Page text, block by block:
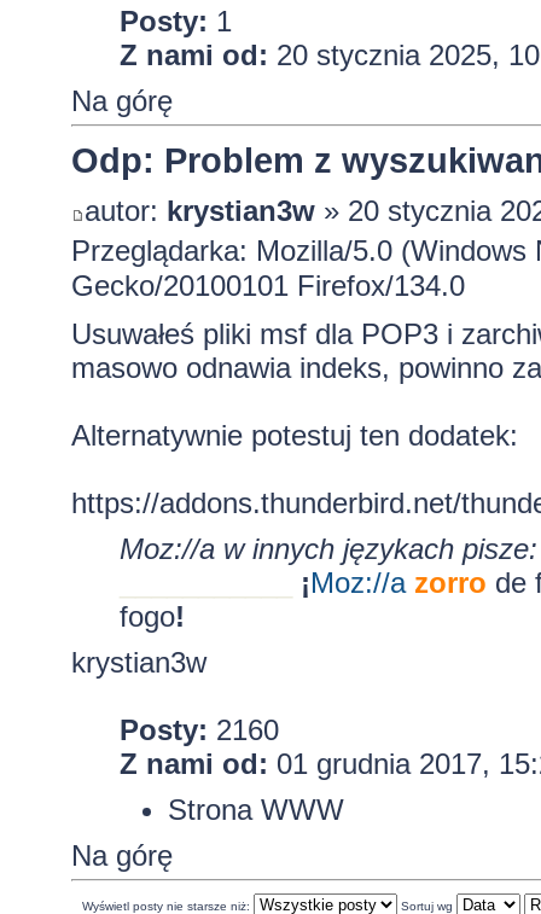
Posty: 1
Z nami od: 20 stycznia 2025,
Na górę
Odp: Problem z
autor: krystian3w» 20 stycznia
Przeglądarka: Mozilla/5.0
Gecko/20100101 Firefox/134.0
Usuwałeś pliki msf dla POP3 i
masowo odnawia indeks, powinno
Alternatywnie potestuj ten dodatek:
https://addons.thunderbird.net/
Moz://a w innych językach pisze:
¡Moz://a zorro de
fogo!
krystian3w
Posty: 2160
Z nami od: 01 grudnia 2017,
Strona WWW
Na górę
Wyświetl posty nie starsze niż: Sortuj wg